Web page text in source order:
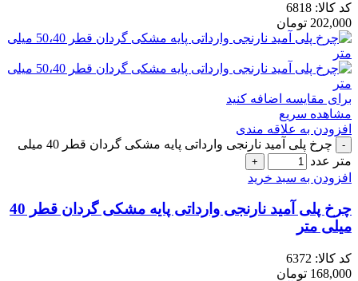
کد کالا: 6818
202,000 تومان
برای مقایسه اضافه کنید
مشاهده سریع
افزودن به علاقه مندی
چرخ پلی آمید نارنجی وارداتی پایه مشکی گردان قطر 40 میلی
متر عدد
افزودن به سبد خرید
چرخ پلی آمید نارنجی وارداتی پایه مشکی گردان قطر 40
میلی متر
کد کالا: 6372
168,000 تومان